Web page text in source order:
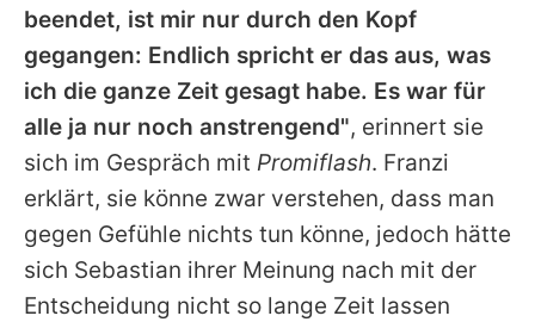
beendet, ist mir nur durch den Kopf
gegangen: Endlich spricht er das aus, was
ich die ganze Zeit gesagt habe. Es war für
alle ja nur noch anstrengend", erinnert sie
sich im Gespräch mit Promiflash. Franzi
erklärt, sie könne zwar verstehen, dass man
gegen Gefühle nichts tun könne, jedoch hätte
sich Sebastian ihrer Meinung nach mit der
Entscheidung nicht so lange Zeit lassen